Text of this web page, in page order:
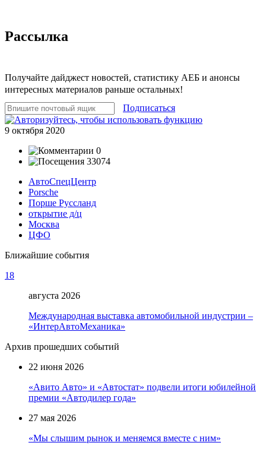
Рассылка
Получайте дайджест новостей, статистику АЕБ и анонсы
интересных материалов раньше остальных!
Подписаться
9 октября 2020
0
33074
АвтоСпецЦентр
Porsche
Порше Руссланд
открытие д/ц
Москва
ЦФО
Ближайшие события
18
августа 2026
Международная выставка автомобильной индустрии –
«ИнтерАвтоМеханика»
Архив прошедших событий
22 июня 2026
«Авито Авто» и «Автостат» подвели итоги юбилейной
премии «Автодилер года»
27 мая 2026
«Мы слышим рынок и меняемся вместе с ним»